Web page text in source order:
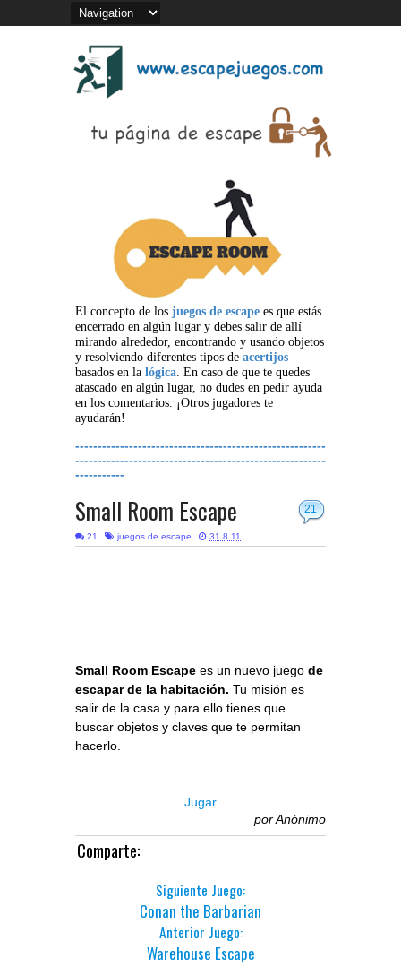
El concepto de los juegos de escape es que estás
encerrado en algún lugar y debes salir de allí
mirando alrededor, encontrando y usando objetos
y resolviendo diferentes tipos de acertijos
basados en la lógica. En caso de que te quedes
atascado en algún lugar, no dudes en pedir ayuda
en los comentarios. ¡Otros jugadores te
ayudarán!
--------------------------------------------------------
--------------------------------------------------------
-----------
21
Small Room Escape
21 juegos de escape 31.8.11
Small Room Escape es un nuevo juego de
escapar de la habitación. Tu misión es
salir de la casa y para ello tienes que
buscar objetos y claves que te permitan
hacerlo.
Jugar
porAnónimo
Comparte:
Siguiente Juego:
Conan the Barbarian
Anterior Juego:
Warehouse Escape